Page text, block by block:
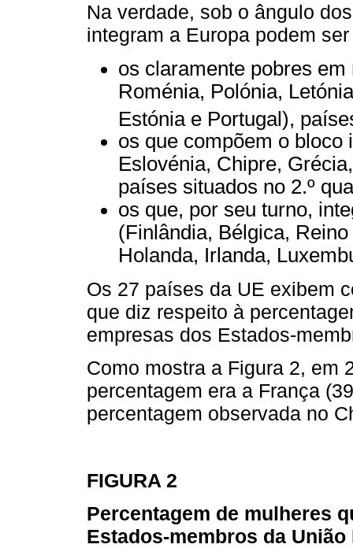
Na verdade, sob o ângulo
integram a Europa podem
os claramente pobres
Roménia, Polónia,
Estónia e Portugal),
os que compõem o
Eslovénia, Chipre,
países situados no 2.º
os que, por seu turno,
(Finlândia, Bélgica,
Holanda, Irlanda,
Os 27 países da UE exibem
que diz respeito à
empresas dos Estados-
Como mostra a Figura 2, em
percentagem era a França
percentagem observada no
FIGURA 2
Percentagem de mulheres
Estados-membros da União